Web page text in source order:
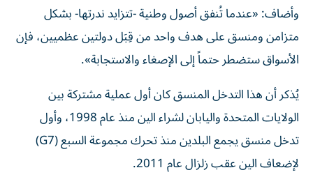
وأضاف: «عندما تُنفق أصول وطنية -تتزايد ندرتها- بشكل
متزامن ومنسق على هدف واحد من قِبَل دولتين عظميين، فإن
الأسواق ستضطر حتماً إلى الإصغاء والاستجابة».
يُذكر أن هذا التدخل المنسق كان أول عملية مشتركة بين
الولايات المتحدة واليابان لشراء الين منذ عام 1998، وأول
تدخل منسق يجمع البلدين منذ تحرك مجموعة السبع (G7)
لإضعاف الين عقب زلزال عام 2011.